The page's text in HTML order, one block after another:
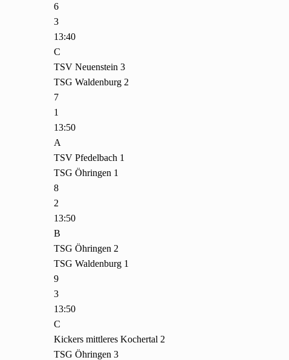
6
3
13:40
C
TSV Neuenstein 3
TSG Waldenburg 2
7
1
13:50
A
TSV Pfedelbach 1
TSG Öhringen 1
8
2
13:50
B
TSG Öhringen 2
TSG Waldenburg 1
9
3
13:50
C
Kickers mittleres Kochertal 2
TSG Öhringen 3